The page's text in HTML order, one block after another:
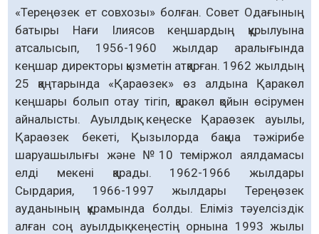
«Тереңөзек ет совхозы» болған. Совет Одағының
батыры Нағи Ілиясов кеңшардың құрылуына
атсалысып, 1956-1960 жылдар аралығында
кеңшар директоры қызметін атқарған. 1962 жылдың
25 қаң­тарында «Қараөзек» өз алдына Қаракөл
кеңшары болып отау тігіп, қаракөл қойын өсірумен
айналысты. Ауылдық кеңеске Қараөзек ауылы,
Қараөзек бекеті, Қызылорда бақша тәжірибе
шаруашылығы және №10 теміржол аялдамасы
елді мекені қарады. 1962-1966 жылдары
Сырдария, 1966-1997 жылдары Тереңөзек
ауданының құрамында болды. Еліміз тәуелсіздік
алған соң ауылдық кеңестің орнына 1993 жылы